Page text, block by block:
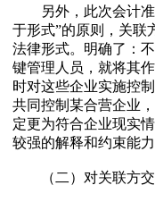
另外，此次会计准
于形式”的原则，关联
法律形式。明确了：
键管理人员，就将其
时对这些企业实施控
共同控制某合营企业
定更为符合企业现实
较强的解释和约束能力
（二）对关联方交